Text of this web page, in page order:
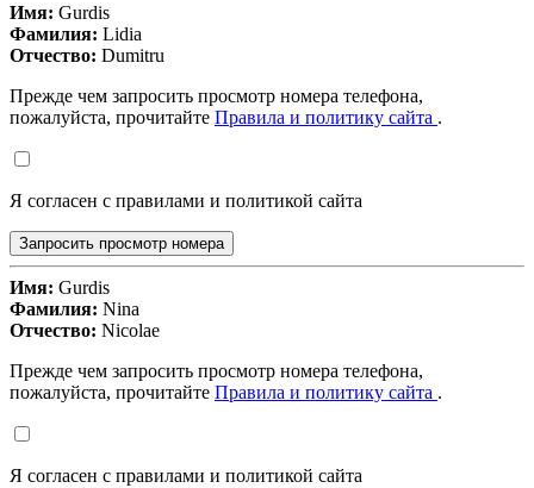
Имя: Gurdis
Фамилия: Lidia
Отчество: Dumitru
Прежде чем запросить просмотр номера телефона,
пожалуйста, прочитайте Правила и политику сайта .
Я согласен с правилами и политикой сайта
Запросить просмотр номера
Имя: Gurdis
Фамилия: Nina
Отчество: Nicolae
Прежде чем запросить просмотр номера телефона,
пожалуйста, прочитайте Правила и политику сайта .
Я согласен с правилами и политикой сайта